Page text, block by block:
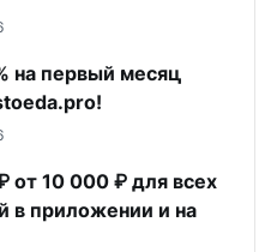
на первый месяц
от 10 000 ₽ для всех
в приложении и на